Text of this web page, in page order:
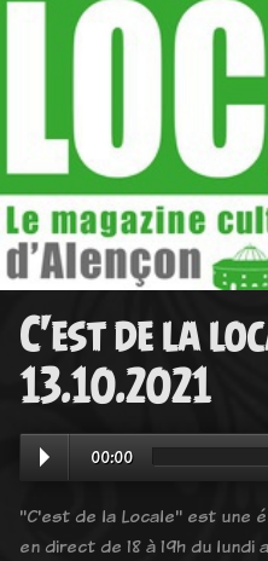
C'est de la
13.10.2021
00:00
"C'est de la Locale" est une
en direct de 18 à 19h du